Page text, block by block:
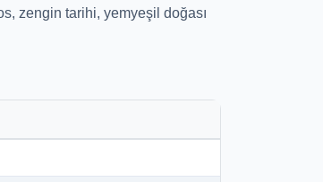
zengin tarihi, yemyeşil doğası